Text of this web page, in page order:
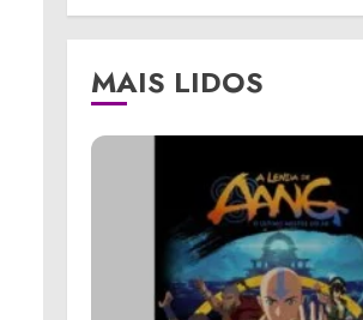
MAIS LIDOS